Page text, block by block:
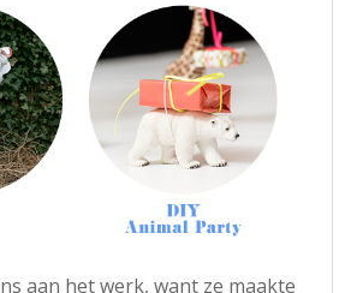
aan het werk, want ze maakte